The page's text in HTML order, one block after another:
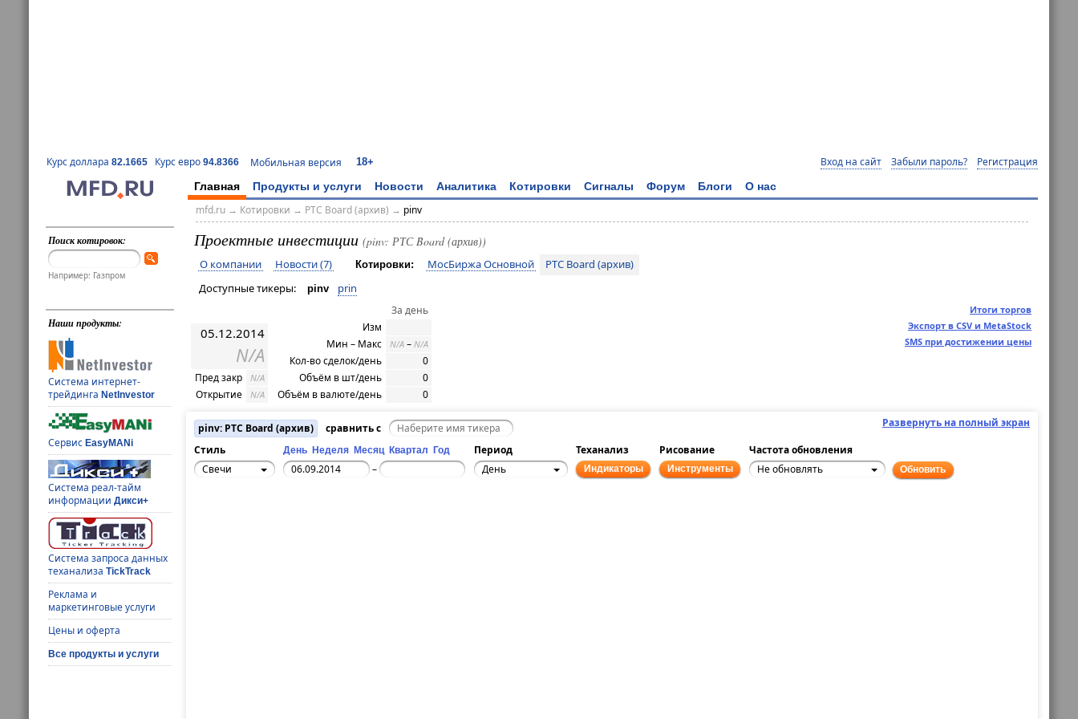
Курс доллара 82.1665 Курс евро 94.8366 Мобильная версия 18+ Вход на сайт Забыли пароль? Регистрация
Главная Продукты и услуги Новости Аналитика Котировки Сигналы Форум Блоги О нас
Поиск котировок:
Например: Газпром
Наши продукты:
Система интернет-
трейдингаNetInvestor
СервисEasyMANi
Система реал-тайм
информацииДикси+
Система запроса данных
теханализаTickTrack
Реклама и
маркетинговые услуги
Цены и оферта
Все продукты и услуги
mfd.ru→ Котировки → РТС Board (архив) → pinv
Проектные инвестиции (pinv: РТС Board (архив))
О компании Новости (7) Котировки: МосБиржа Основной
РТС Board (архив)
Доступные тикеры:
pinv prin
Итоги торгов
Экспорт в CSV и MetaStock
SMS при достижении цены
05.12.2014
N/A
Пред закр N/A
Открытие N/A
За день
Изм
Мин – Макс
N/A – N/A
Кол-во сделок/день
0
Объём в шт/день
0
Объём в валюте/день
0
Развернуть на полный экран
pinv: РТС Board (архив)
сравнить с
Стиль
День Неделя Месяц Квартал Год Период Теханализ Рисование
Частота обновления
Свечи
– День Индикаторы Инструменты Не обновлять Обновить